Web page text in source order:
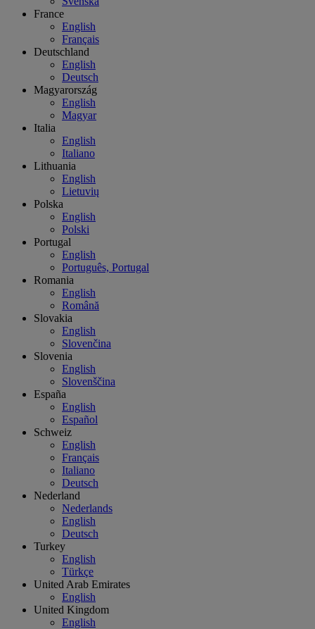
France
English
Français
Deutschland
English
Deutsch
Magyarország
English
Magyar
Italia
English
Italiano
Lithuania
English
Lietuvių
Polska
English
Polski
Portugal
English
Português, Portugal
Romania
English
Română
Slovakia
English
Slovenčina
Slovenia
English
Slovenščina
España
English
Español
Schweiz
English
Français
Italiano
Deutsch
Nederland
Nederlands
English
Deutsch
Turkey
English
Türkçe
United Arab Emirates
English
United Kingdom
English